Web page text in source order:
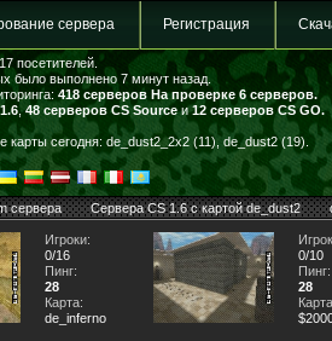
сервера Регистрация
посетителей.
было выполнено 7 минут назад.
418 серверов На проверке 6 серверов.
,48 серверов CS Sourceи12 серверов CS GO.
сегодня: de_dust2_2x2 (11), de_dust2 (19).
сервера Сервера CS 1.6 с картой de_dust2
Игроки:
0/16
Пинг:
28
Карта:
de_inferno
0/10
Пинг:
28